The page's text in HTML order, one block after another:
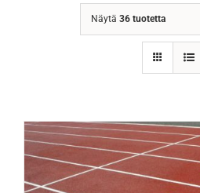
Näytä 36 tuotetta